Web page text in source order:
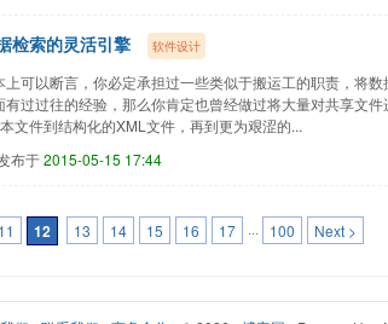
检索的灵活引擎 软件设计
可以断言，你必定承担过一些类似于搬运工的职责，将数
过过往的经验，那么你肯定也曾经做过将大量对共享文件
文件到结构化的XML文件，再到更为艰涩的...
布于2015-05-15 17:44
11 12 13 14 15 16 17 ··· 100 Next >